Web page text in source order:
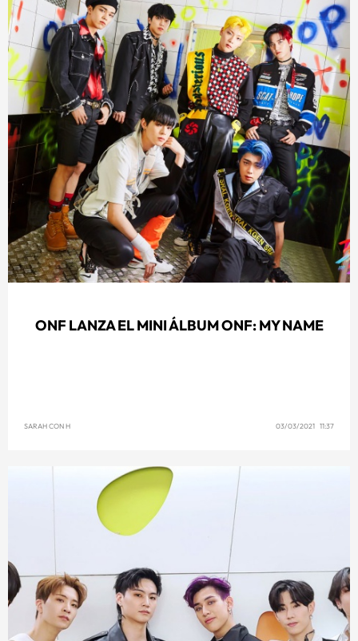
ONF LANZA EL MINI ÁLBUM ONF: MY NAME
SARAH CON H 03/03/2021 11:37